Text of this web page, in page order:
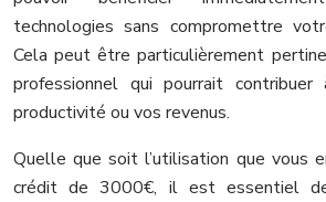
technologies sans compromettre
Cela peut être particulièrement
professionnel qui pourrait
productivité ou vos revenus.
Quelle que soit l’utilisation que vous
crédit de 3000€, il est essentiel